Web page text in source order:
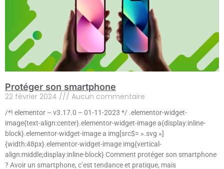
Protéger son smartphone
22 février 2024 Aucun commentaire
/*! elementor – v3.17.0 – 01-11-2023 */ .elementor-widget-
image{text-align:center}.elementor-widget-image a{display:inline-
block}.elementor-widget-image a img[src$= ».svg »]
{width:48px}.elementor-widget-image img{vertical-
align:middle;display:inline-block} Comment protéger son smartphone
? Avoir un smartphone, c’est tendance et pratique, mais